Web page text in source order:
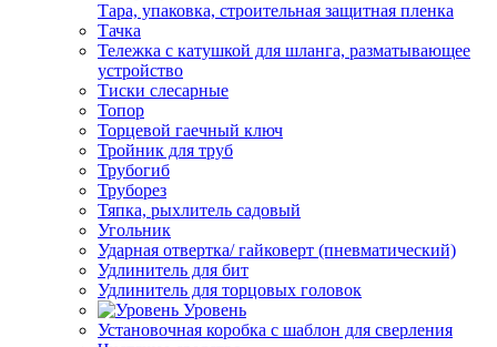
Тара, упаковка, строительная защитная пленка
Тачка
Тележка с катушкой для шланга, разматывающее
устройство
Тиски слесарные
Топор
Торцевой гаечный ключ
Тройник для труб
Трубогиб
Труборез
Тяпка, рыхлитель садовый
Угольник
Ударная отвертка/ гайковерт (пневматический)
Удлинитель для бит
Удлинитель для торцовых головок
Уровень
Установочная коробка с шаблон для сверления